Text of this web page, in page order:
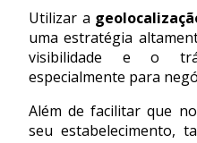
Utilizar a
uma estratégia
visibilidade e o
especialmente para
Além de facilitar que
seu estabelecimento,